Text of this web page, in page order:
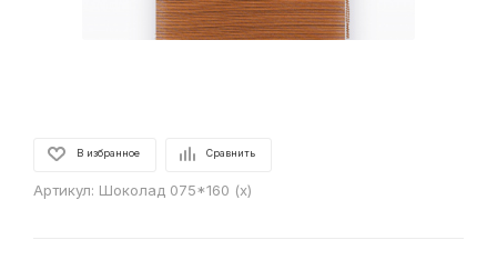
В избранное Сравнить
Артикул: Шоколад 075*160 (x)